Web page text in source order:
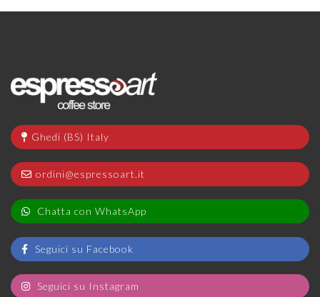
Ghedi (BS) Italy
ordini@espressoart.it
Chatta con WhatsApp
Seguici su Facebook
Seguici su Instagram